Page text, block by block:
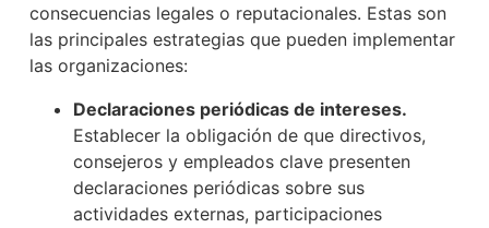
consecuencias legales o reputacionales. Estas son
las principales estrategias que pueden implementar
las organizaciones:
Declaraciones periódicas de intereses.
Establecer la obligación de que directivos,
consejeros y empleados clave presenten
declaraciones periódicas sobre sus
actividades externas, participaciones